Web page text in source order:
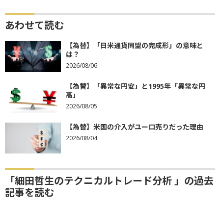
あわせて読む
【為替】「日米通貨同盟の完成形」の意味と
は？
2026/08/06
【為替】「異常な円安」と1995年「異常な円
高」
2026/08/05
【為替】米国の介入がユーロ売りだった理由
2026/08/04
「細田哲生のテクニカルトレード分析 」の過去
記事を読む